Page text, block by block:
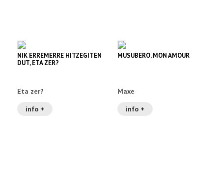
NIK ERREMERRE HITZEGITEN
DUT, ETA ZER?
Eta zer?
info +
MUSUBERO, MON AMOUR
Maxe
info +